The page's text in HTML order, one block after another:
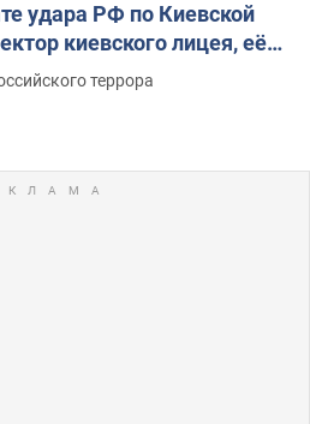
удара РФ по Киевской
киевского лицея, её
террора